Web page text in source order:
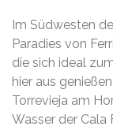
Im Südwesten
Paradies von
die sich ideal
hier aus
Torrevieja am
Wasser der Cala